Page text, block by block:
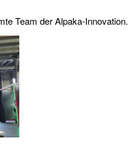
Team der Alpaka-Innovation.